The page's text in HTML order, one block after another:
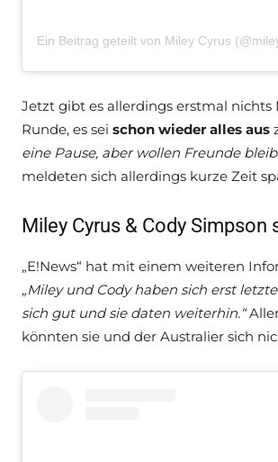
Ein Beitrag geteilt von Miley Cyrus
Jetzt gibt es allerdings erstmal
Runde, es sei schon wieder alles aus
eine Pause, aber wollen Freunde
meldeten sich allerdings kurze Zeit
Miley Cyrus & Cody
„E!News“ hat mit einem weiteren
„Miley und Cody haben sich erst
sich gut und sie daten weiterhin.“
könnten sie und der Australier sich